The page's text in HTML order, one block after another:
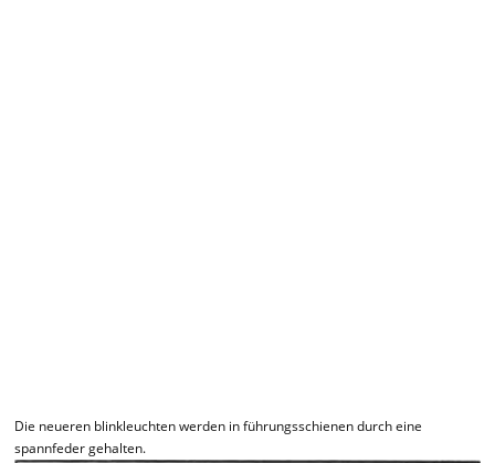
Die neueren blinkleuchten werden in führungsschienen durch eine
spannfeder gehalten.